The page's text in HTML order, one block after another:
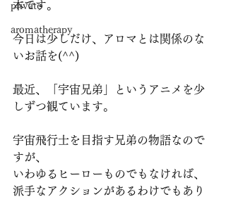
private
aromatherapy
本です。
今日は少しだけ、アロマとは関係のな
いお話を(^^)
最近、「宇宙兄弟」というアニメを少
しずつ観ています。
宇宙飛行士を目指す兄弟の物語なので
すが、
いわゆるヒーローものでもなければ、
派手なアクションがあるわけでもあり